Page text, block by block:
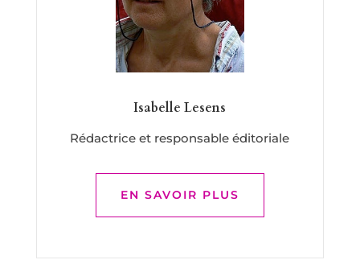
Isabelle Lesens
Rédactrice et responsable éditoriale
EN SAVOIR PLUS